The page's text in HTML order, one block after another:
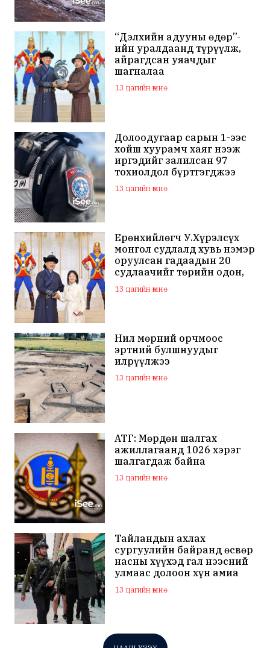
“Дэлхийн адууны өдөр”-
ийн уралдаанд түрүүлж,
айрагдсан уяачдыг
шагналаа
13 цагийн өмнө
Долоодугаар сарын 1-ээс
хойш хуурамч хаяг нээж
иргэдийг залилсан 97
тохиолдол бүртгэгджээ
13 цагийн өмнө
Ерөнхийлөгч У.Хүрэлсүх
монгол судлалд хувь нэмэр
оруулсан гадаадын 20
судлаачийг төрийн одон,
медалиар шагналаа
13 цагийн өмнө
Нил мөрний орчмоос
эртний булшнуудыг
илрүүлжээ
13 цагийн өмнө
АТГ: Мөрдөн шалгах
ажиллагаанд 1026 хэрэг
шалгагдаж байна
13 цагийн өмнө
Тайландын ахлах
сургуулийн байранд өсвөр
насны хүүхэд гал нээсний
улмаас долоон хүн амиа
алдаж, 30 гаруй хүн
шархаджээ
13 цагийн өмнө